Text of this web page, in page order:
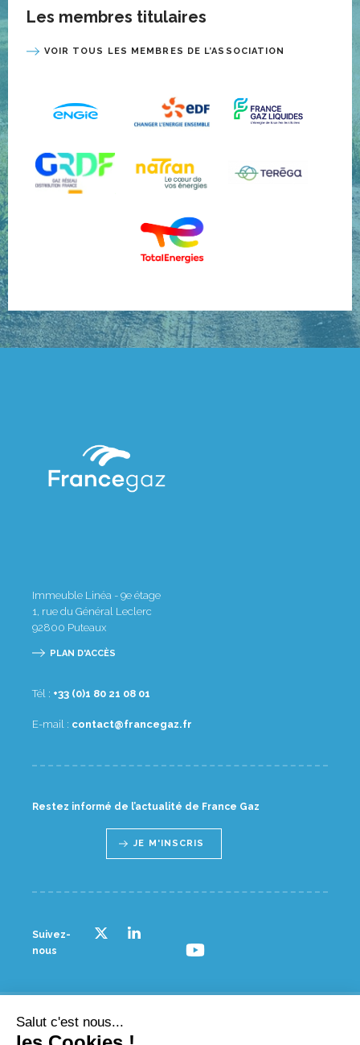
Les membres titulaires
VOIR TOUS LES MEMBRES DE L’ASSOCIATION
Immeuble Linéa - 9e étage
1, rue du Général Leclerc
92800 Puteaux
PLAN D'ACCÈS
Tél : 10 80 12 08 1(0) 33+
E-mail : rf.zagecnarf@tcatnoc
Restez informé de l’actualité de France Gaz
JE M'INSCRIS
Suivez-
nous
© France gaz - 2023
Salut c'est nous...